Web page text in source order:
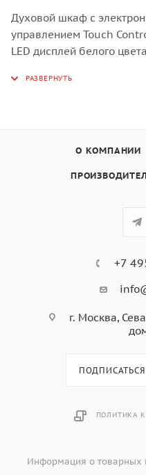
Духовой шкаф с
управлением Touch
LED дисплей белого
9 режимов работы,
Автоматическое
противень,
О КОМПАНИИ
+7
г. Москва,
ПОЛИТИКА
Информация о товарных